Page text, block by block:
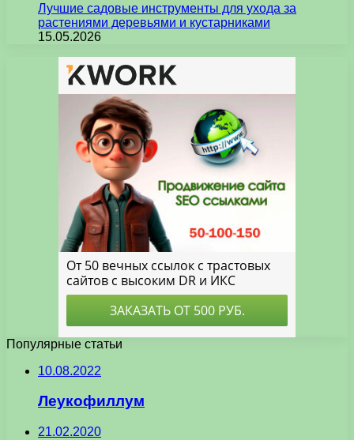
Лучшие садовые инструменты для ухода за
растениями деревьями и кустарниками
15.05.2026
Популярные статьи
10.08.2022
Леукофиллум
21.02.2020